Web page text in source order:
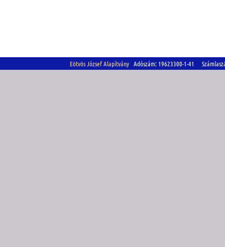
Eötvös József Alapítvány Adószám: 19623300-1-41